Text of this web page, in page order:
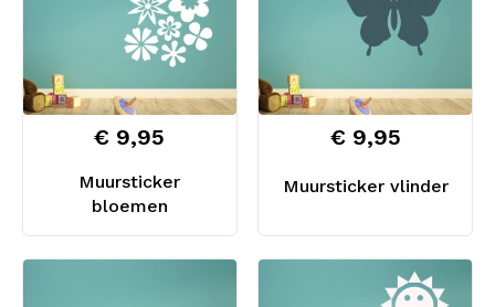
Muursticker
bloemen
€ 9,95
Muursticker vlinder
€ 9,95